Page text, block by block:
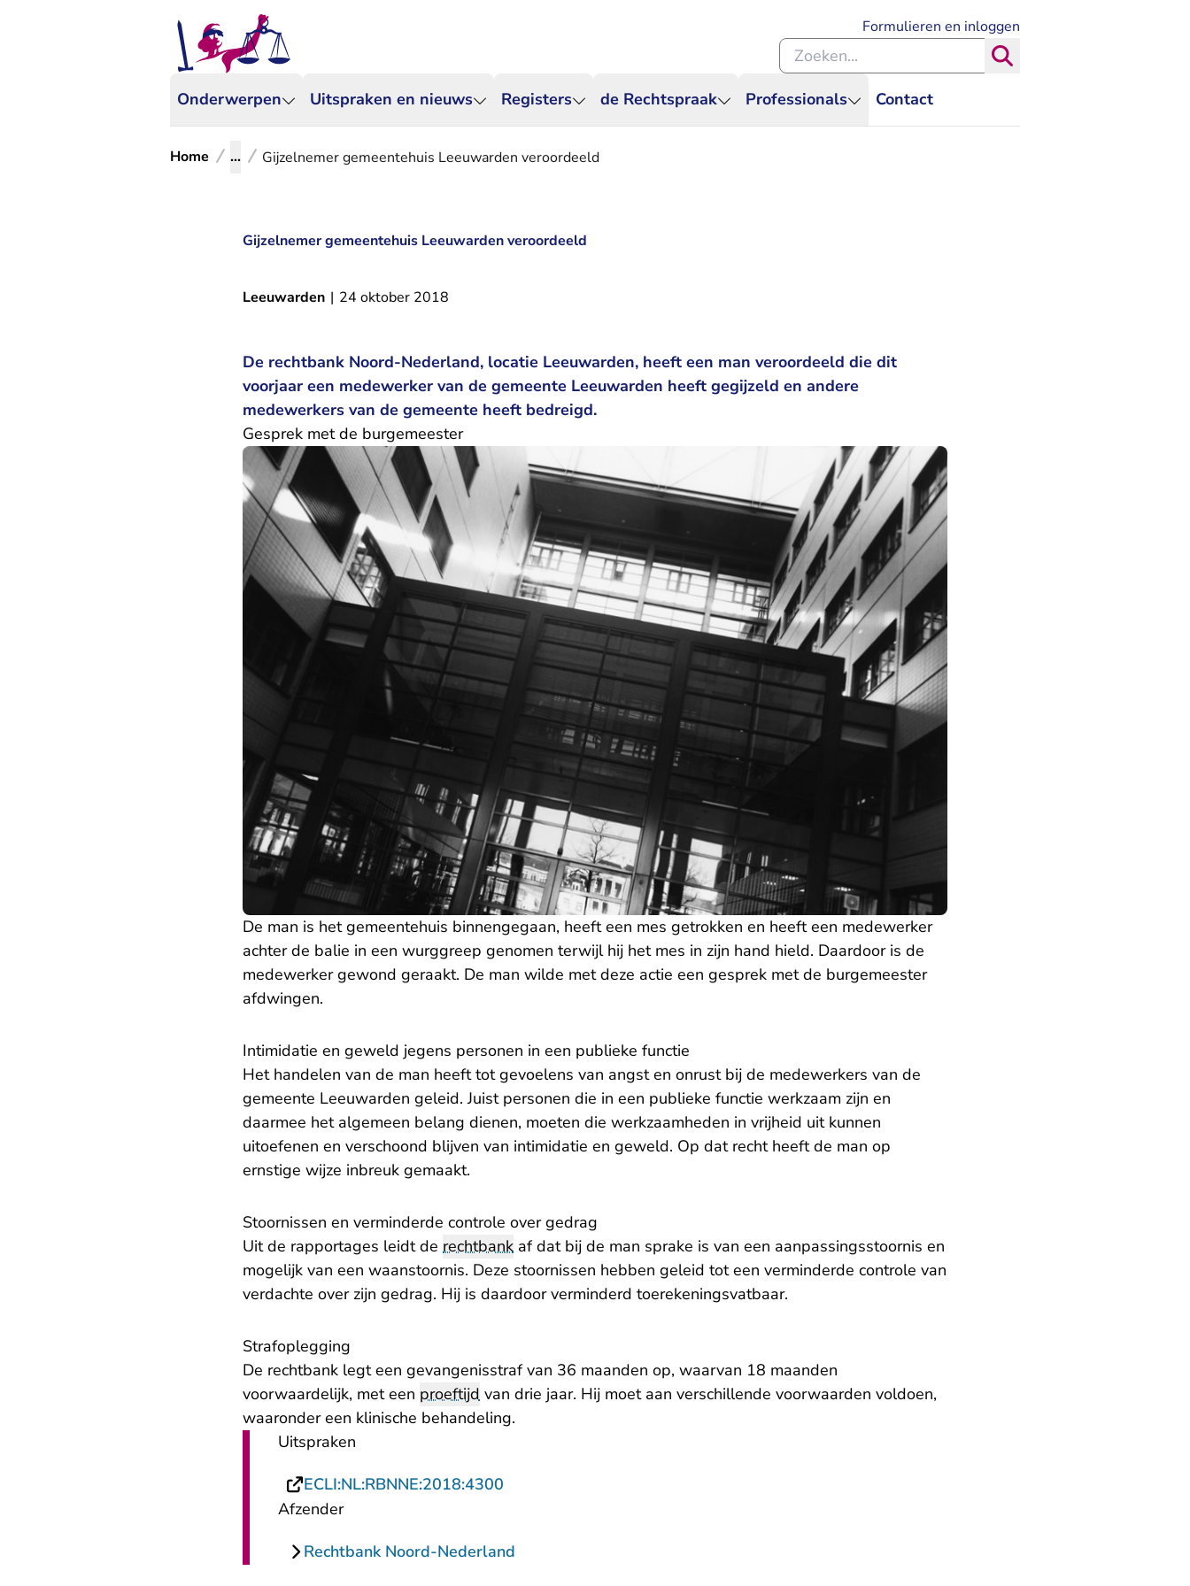
Onderwerpen Uitspraken en nieuws Registers de Rechtspraak Professionals Contact
Formulieren en inloggen
Zoeken binnen de Rechtspraak
Home ... Gijzelnemer gemeentehuis Leeuwarden veroordeeld
Gijzelnemer gemeentehuis Leeuwarden veroordeeld
Leeuwarden | 24 oktober 2018
De rechtbank Noord-Nederland, locatie Leeuwarden, heeft een man veroordeeld die dit
voorjaar een medewerker van de gemeente Leeuwarden heeft gegijzeld en andere
medewerkers van de gemeente heeft bedreigd.
Gesprek met de burgemeester
De man is het gemeentehuis binnengegaan, heeft een mes getrokken en heeft een medewerker
achter de balie in een wurggreep genomen terwijl hij het mes in zijn hand hield. Daardoor is de
medewerker gewond geraakt. De man wilde met deze actie een gesprek met de burgemeester
afdwingen.
Intimidatie en geweld jegens personen in een publieke functie
Het handelen van de man heeft tot gevoelens van angst en onrust bij de medewerkers van de
gemeente Leeuwarden geleid. Juist personen die in een publieke functie werkzaam zijn en
daarmee het algemeen belang dienen, moeten die werkzaamheden in vrijheid uit kunnen
uitoefenen en verschoond blijven van intimidatie en geweld. Op dat recht heeft de man op
ernstige wijze inbreuk gemaakt.
Stoornissen en verminderde controle over gedrag
Uit de rapportages leidt de rechtbank af dat bij de man sprake is van een aanpassingsstoornis en
mogelijk van een waanstoornis. Deze stoornissen hebben geleid tot een verminderde controle van
verdachte over zijn gedrag. Hij is daardoor verminderd toerekeningsvatbaar.
Strafoplegging
De rechtbank legt een gevangenisstraf van 36 maanden op, waarvan 18 maanden
voorwaardelijk, met een proeftijd van drie jaar. Hij moet aan verschillende voorwaarden voldoen,
waaronder een klinische behandeling.
Uitspraken
ECLI:NL:RBNNE:2018:4300
Afzender
Rechtbank Noord-Nederland